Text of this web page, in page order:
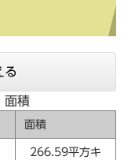
る
面積
面積
266.59平方キ